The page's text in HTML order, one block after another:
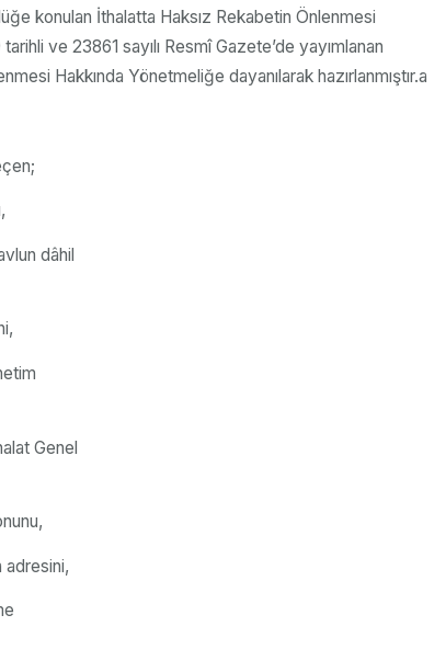
konulan İthalatta Haksız Rekabetin Önlenmesi
ve 23861 sayılı Resmî Gazete’de yayımlanan
Hakkında Yönetmeliğe dayanılarak hazırlanmıştır.a
dâhil
Genel
adresini,